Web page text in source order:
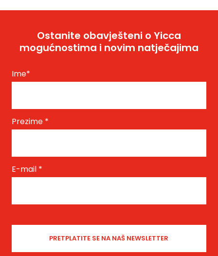
Ostanite obavješteni o Yicca
mogućnostima i novim natječajima
Ime*
Prezime *
E-mail *